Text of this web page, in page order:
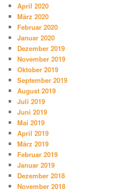
April 2020
März 2020
Februar 2020
Januar 2020
Dezember 2019
November 2019
Oktober 2019
September 2019
August 2019
Juli 2019
Juni 2019
Mai 2019
April 2019
März 2019
Februar 2019
Januar 2019
Dezember 2018
November 2018